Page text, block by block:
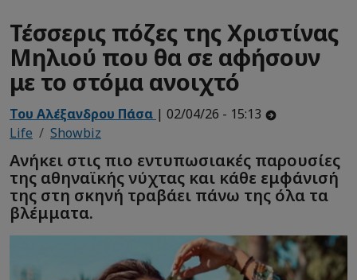
Τέσσερις πόζες της Χριστίνας
Μηλιού που θα σε αφήσουν
με το στόμα ανοιχτό
Του Αλέξανδρου Πάσα | 02/04/26 - 15:13
Life
Showbiz
Ανήκει στις πιο εντυπωσιακές παρουσίες
της αθηναϊκής νύχτας και κάθε εμφάνισή
της στη σκηνή τραβάει πάνω της όλα τα
βλέμματα.